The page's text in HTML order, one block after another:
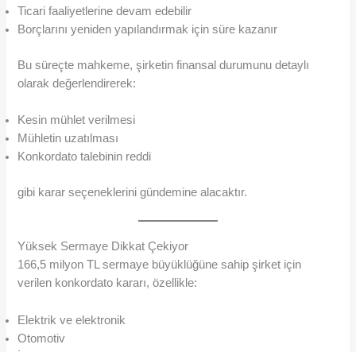
Ticari faaliyetlerine devam edebilir
Borçlarını yeniden yapılandırmak için süre kazanır
Bu süreçte mahkeme, şirketin finansal durumunu detaylı
olarak değerlendirerek:
Kesin mühlet verilmesi
Mühletin uzatılması
Konkordato talebinin reddi
gibi karar seçeneklerini gündemine alacaktır.
Yüksek Sermaye Dikkat Çekiyor
166,5 milyon TL sermaye büyüklüğüne sahip şirket için
verilen konkordato kararı, özellikle:
Elektrik ve elektronik
Otomotiv